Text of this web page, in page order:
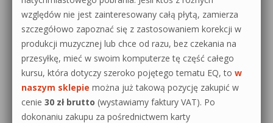
Wyszukiwanie
względów nie jest zainteresowany całą płytą, zamierza
szczegółowo zapoznać się z zastosowaniem korekcji w
produkcji muzycznej lub chce od razu, bez czekania na
przesyłkę, mieć w swoim komputerze tę część całego
kursu, która dotyczy szeroko pojętego tematu EQ, to w
naszym sklepie można już takową pozycję zakupić w
cenie 30 zł brutto (wystawiamy faktury VAT). Po
dokonaniu zakupu za pośrednictwem karty